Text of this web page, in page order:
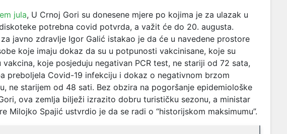
jula, U Crnoj Gori su donesene mjere po kojima je za ulazak u
potrebna covid potvrda, a važit će do 20. augusta.
javno zdravlje Igor Galić istakao je da će u navedene prostore
koje imaju dokaz da su u potpunosti vakcinisane, koje su
koje posjeduju negativan PCR test, ne stariji od 72 sata,
preboljela Covid-19 infekciju i dokaz o negativnom brzom
ne starijem od 48 sati. Bez obzira na pogoršanje epidemiološke
ova zemlja bilježi izrazito dobru turističku sezonu, a ministar
Milojko Spajić ustvrdio je da se radi o “historijskom maksimumu”.